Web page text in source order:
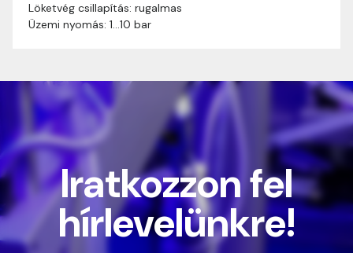
Löketvég csillapítás: rugalmas
Üzemi nyomás: 1…10 bar
Iratkozzon fel
hírlevelünkre!